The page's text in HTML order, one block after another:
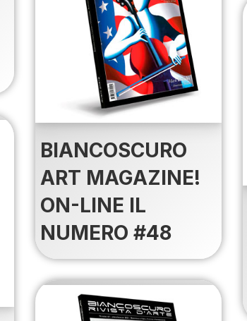
BIANCOSCURO
ART MAGAZINE!
ON-LINE IL
NUMERO #48